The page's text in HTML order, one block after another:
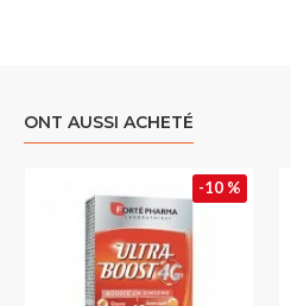
ONT AUSSI ACHETÉ
-10 %